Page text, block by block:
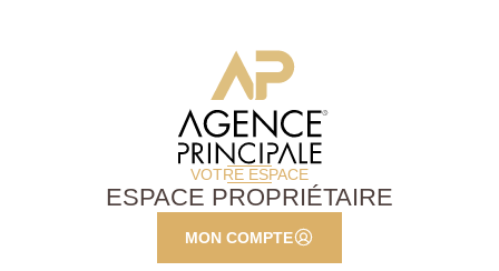
VOTRE ESPACE
ESPACE PROPRIÉTAIRE
MON COMPTE